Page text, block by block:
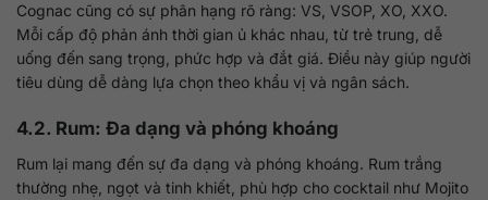
Cognac cũng có sự phân hạng rõ ràng: VS, VSOP, XO, XXO.
Mỗi cấp độ phản ánh thời gian ủ khác nhau, từ trẻ trung, dễ
uống đến sang trọng, phức hợp và đắt giá. Điều này giúp người
tiêu dùng dễ dàng lựa chọn theo khẩu vị và ngân sách.
4.2. Rum: Đa dạng và phóng khoáng
Rum lại mang đến sự đa dạng và phóng khoáng. Rum trắng
thường nhẹ, ngọt và tinh khiết, phù hợp cho cocktail như Mojito